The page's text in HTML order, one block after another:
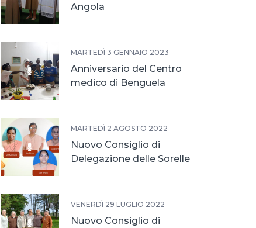
Angola
MARTEDÌ 3 GENNAIO 2023
Anniversario del Centro
medico di Benguela
MARTEDÌ 2 AGOSTO 2022
Nuovo Consiglio di
Delegazione delle Sorelle
VENERDÌ 29 LUGLIO 2022
Nuovo Consiglio di